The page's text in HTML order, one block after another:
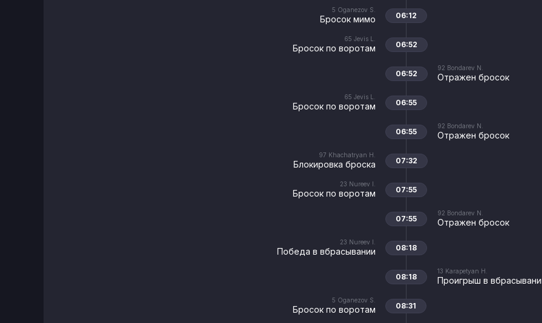
5 Oganezov S.
Бросок мимо 06:12
65 Jevis L.
Бросок по воротам 06:52
92 Bondarev N.
Отражен бросок
06:52
65 Jevis L.
Бросок по воротам 06:55
92 Bondarev N.
Отражен бросок
06:55
97 Khachatryan H.
Блокировка броска 07:32
23 Nureev I.
Бросок по воротам 07:55
92 Bondarev N.
Отражен бросок
07:55
23 Nureev I.
Победа в вбрасывании 08:18
13 Karapetyan H.
Проигрыш в
08:18
5 Oganezov S.
Бросок по воротам 08:31